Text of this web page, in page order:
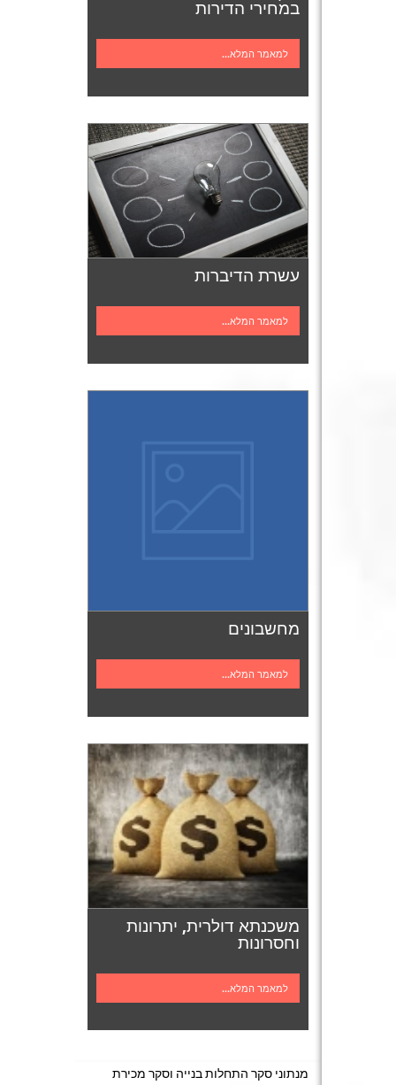
במחירי הדירות
למאמר המלא...
עשרת הדיברות
למאמר המלא...
מחשבונים
למאמר המלא...
משכנתא דולרית, יתרונות
וחסרונות
למאמר המלא...
מנתוני סקר התחלות בנייה וסקר מכירת